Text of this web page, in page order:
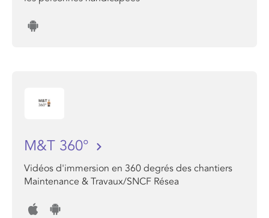
M&T 360°
Vidéos d'immersion en 360 degrés des chantiers
Maintenance & Travaux/SNCF Résea